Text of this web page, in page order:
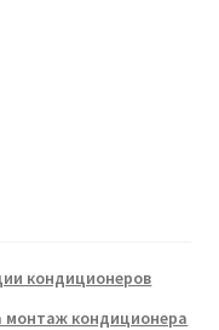
кондиционеров
монтаж кондиционера